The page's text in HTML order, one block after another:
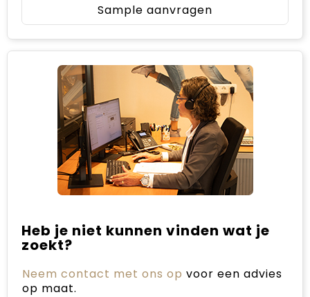
Sample aanvragen
Heb je niet kunnen vinden wat je
zoekt?
Neem contact met ons op voor een advies
op maat.